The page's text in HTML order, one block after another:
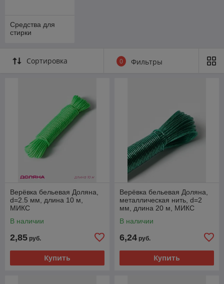
Средства для
стирки
Сортировка 0 Фильтры
Верёвка бельевая Доляна,
d=2.5 мм, длина 10 м,
МИКС
В наличии
2,85 руб.
Купить
Верёвка бельевая Доляна,
металлическая нить, d=2
мм, длина 20 м, МИКС
В наличии
6,24 руб.
Купить